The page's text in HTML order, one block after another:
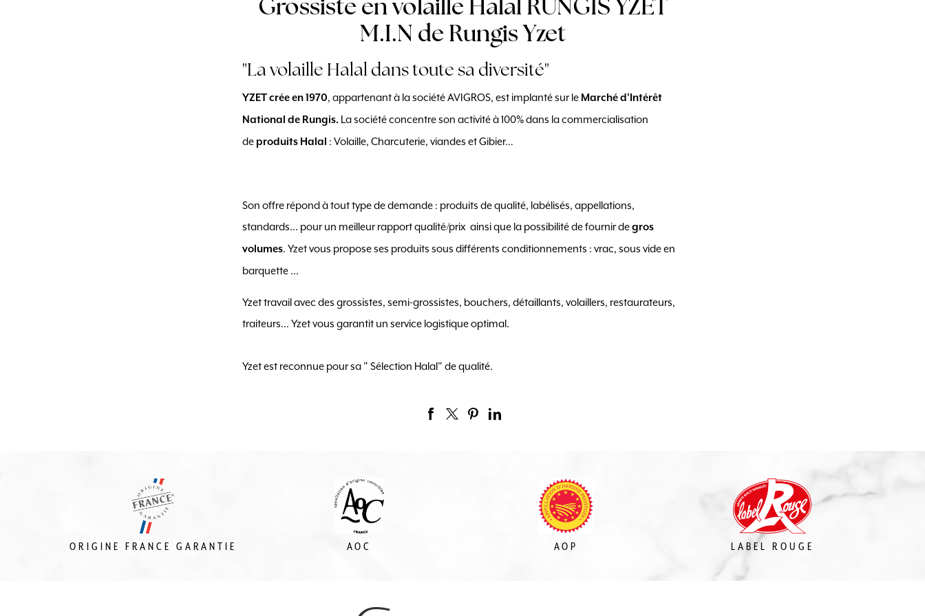
Grossiste en volaille Halal RUNGIS YZET
M.I.N de Rungis Yzet
"La volaille Halal dans toute sa diversité"
YZETcrée en 1970, appartenant à la société AVIGROS, est implanté sur le Marché d'Intérêt
National de Rungis. La société concentre son activité à 100% dans la commercialisation
de produits Halal : Volaille, Charcuterie, viandes et Gibier…
Son offre répond à tout type de demande : produits de qualité, labélisés, appellations,
standards... pour un meilleur rapport qualité/prix ainsi que la possibilité de fournir degros
volumes. Yzet vous propose ses produits sous différents conditionnements : vrac, sous vide en
barquette ...
Yzet travail avec des grossistes, semi-grossistes, bouchers, détaillants, volaillers, restaurateurs,
traiteurs... Yzet vous garantit un service logistique optimal.
Yzet est reconnue pour sa " Sélection Halal" de qualité.
ORIGINE FRANCE GARANTIE AOC AOP LABEL ROUGE